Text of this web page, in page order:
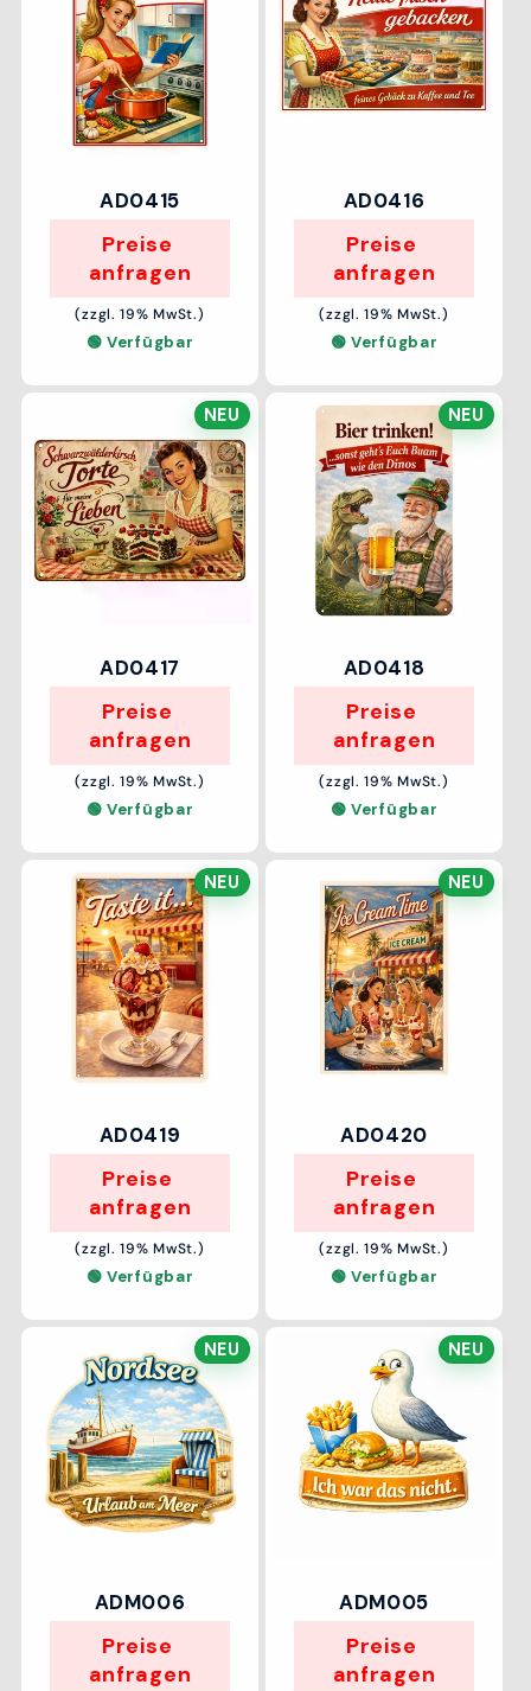
AD0415
Preise
anfragen
(zzgl. 19% MwSt.)
🟢 Verfügbar
AD0416
Preise
anfragen
(zzgl. 19% MwSt.)
🟢 Verfügbar
NEU
AD0417
Preise
anfragen
(zzgl. 19% MwSt.)
🟢 Verfügbar
NEU
AD0418
Preise
anfragen
(zzgl. 19% MwSt.)
🟢 Verfügbar
NEU
AD0419
Preise
anfragen
(zzgl. 19% MwSt.)
🟢 Verfügbar
NEU
AD0420
Preise
anfragen
(zzgl. 19% MwSt.)
🟢 Verfügbar
NEU
ADM006
Preise
anfragen
NEU
ADM005
Preise
anfragen